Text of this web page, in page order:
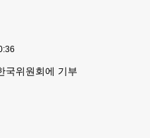
국위원회에 기부